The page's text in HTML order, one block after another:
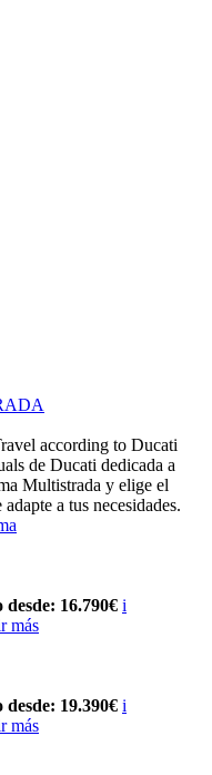
according to Ducati
de Ducati dedicada a
Multistrada y elige el
a tus necesidades.
16.790€ i
más
19.390€ i
más